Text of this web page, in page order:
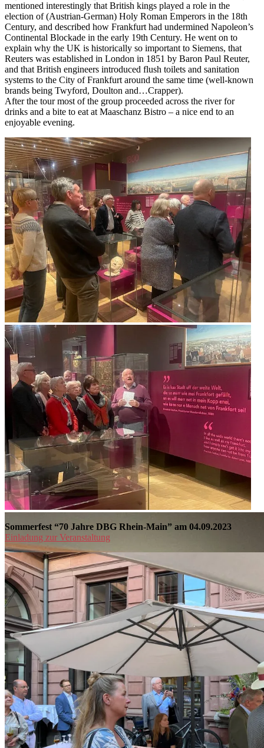
mentioned interestingly that British kings played a role in the
election of (Austrian-German) Holy Roman Emperors in the 18th
Century, and described how Frankfurt had undermined Napoleon’s
Continental Blockade in the early 19th Century. He went on to
explain why the UK is historically so important to Siemens, that
Reuters was established in London in 1851 by Baron Paul Reuter,
and that British engineers introduced flush toilets and sanitation
systems to the City of Frankfurt around the same time (well-known
brands being Twyford, Doulton and…Crapper).
After the tour most of the group proceeded across the river for
drinks and a bite to eat at Maaschanz Bistro – a nice end to an
enjoyable evening.
Sommerfest “70 Jahre DBG Rhein-Main” am 04.09.2023
Einladung zur Veranstaltung